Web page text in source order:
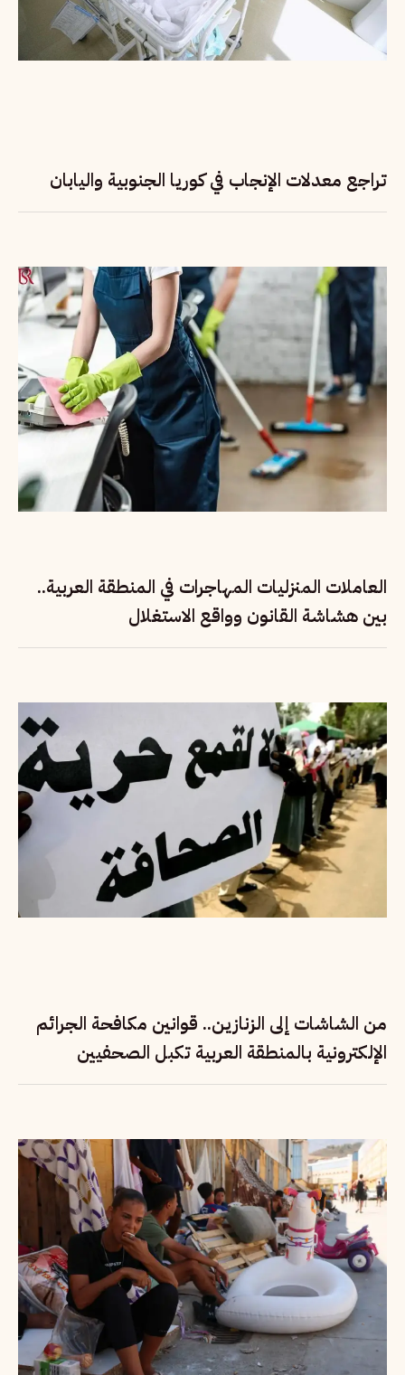
تراجع معدلات الإنجاب في كوريا الجنوبية واليابان
العاملات المنزليات المهاجرات في المنطقة العربية..
بين هشاشة القانون وواقع الاستغلال
من الشاشات إلى الزنازين.. قوانين مكافحة الجرائم
الإلكترونية بالمنطقة العربية تكبل الصحفيين